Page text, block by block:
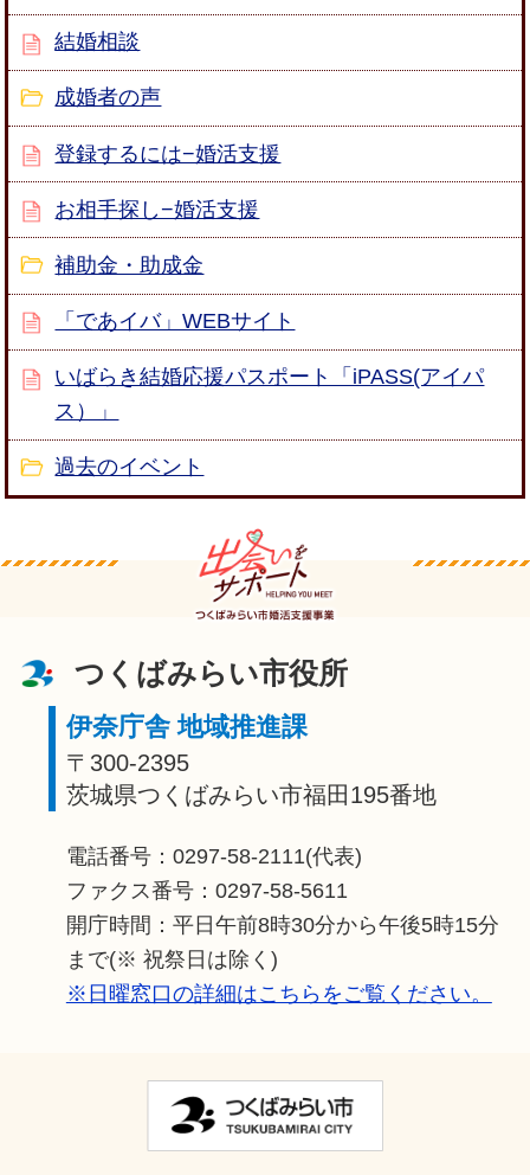
結婚相談
成婚者の声
登録するには−婚活支援
お相手探し−婚活支援
補助金・助成金
「であイバ」WEBサイト
いばらき結婚応援パスポート「iPASS(アイパ
ス）」
過去のイベント
つくばみらい市役所
伊奈庁舎 地域推進課
〒300-2395
茨城県つくばみらい市福田195番地
電話番号：0297-58-2111(代表)
ファクス番号：0297-58-5611
開庁時間：平日午前8時30分から午後5時15分
まで(※ 祝祭日は除く)
※日曜窓口の詳細はこちらをご覧ください。